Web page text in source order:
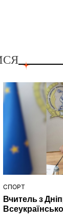
ОПУБЛІКУВАТИ
У
СПОРТ
Вчитель з